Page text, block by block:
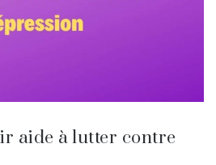
aide à lutter contre